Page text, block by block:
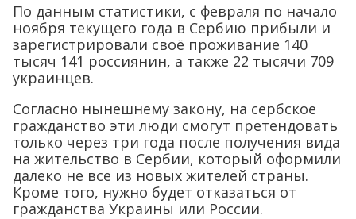
По данным статистики, с февраля по начало
ноября текущего года в Сербию прибыли и
зарегистрировали своё проживание 140
тысяч 141 россиянин, а также 22 тысячи 709
украинцев.
Согласно нынешнему закону, на сербское
гражданство эти люди смогут претендовать
только через три года после получения вида
на жительство в Сербии, который оформили
далеко не все из новых жителей страны.
Кроме того, нужно будет отказаться от
гражданства Украины или России.